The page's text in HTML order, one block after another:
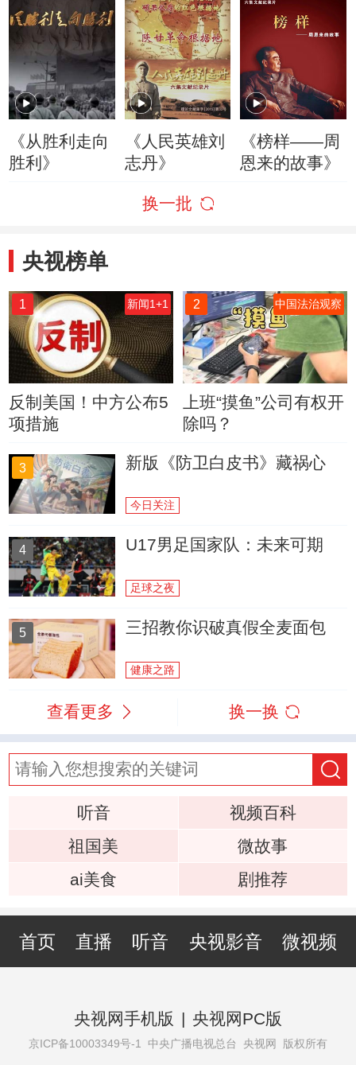
《从胜利走向
胜利》
《人民英雄刘
志丹》
《榜样——周
恩来的故事》
换一批
央视榜单
1 新闻1+1
反制美国！中方公布5
项措施
2 中国法治观察
上班“摸鱼”公司有权开
除吗？
3 新版《防卫白皮书》藏祸心
今日关注
4 U17男足国家队：未来可期
足球之夜
5 三招教你识破真假全麦面包
健康之路
查看更多 换一换
听音
视频百科
祖国美
微故事
ai美食
剧推荐
首页 直播 听音 央视影音 微视频
央视网手机版 | 央视网PC版
京ICP备10003349号-1 中央广播电视总台 央视网 版权所有